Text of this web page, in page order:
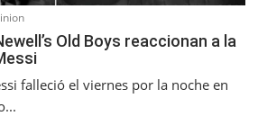
Old Boys reaccionan a la
falleció el viernes por la noche en